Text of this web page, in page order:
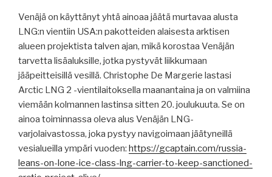
Venäjä on käyttänyt yhtä ainoaa jäätä murtavaa alusta
LNG:n vientiin USA:n pakotteiden alaisesta arktisen
alueen projektista talven ajan, mikä korostaa Venäjän
tarvetta lisäaluksille, jotka pystyvät liikkumaan
jääpeitteisillä vesillä. Christophe De Margerie lastasi
Arctic LNG 2 -vientilaitoksella maanantaina ja on valmiina
viemään kolmannen lastinsa sitten 20. joulukuuta. Se on
ainoa toiminnassa oleva alus Venäjän LNG-
varjolaivastossa, joka pystyy navigoimaan jäätyneillä
vesialueilla ympäri vuoden: https://gcaptain.com/russia-
leans-on-lone-ice-class-lng-carrier-to-keep-sanctioned-